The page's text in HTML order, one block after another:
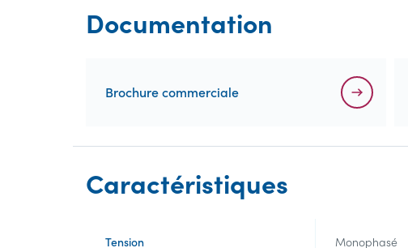
Documentation
Brochure commerciale
Caractéristiques
Tension Monophasé